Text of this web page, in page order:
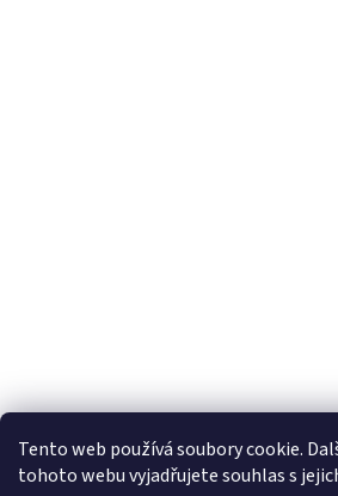
Tento web používá soubory cookie.
tohoto webu vyjadřujete souhlas s